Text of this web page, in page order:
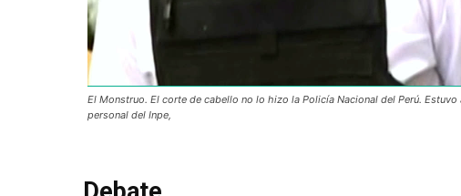
El Monstruo. El corte de cabello no lo hizo la Policía Nacional del Perú. Estuvo
personal del Inpe,